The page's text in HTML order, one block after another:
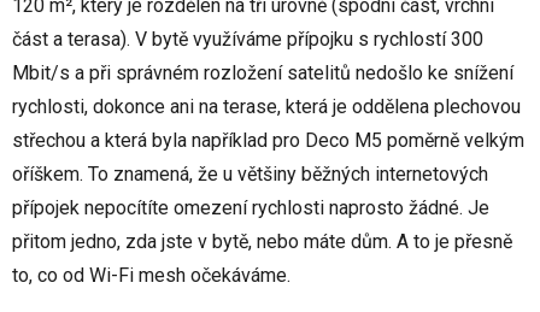
120 m², který je rozdělen na tři úrovně (spodní část, vrchní
část a terasa). V bytě využíváme přípojku s rychlostí 300
Mbit/s a při správném rozložení satelitů nedošlo ke snížení
rychlosti, dokonce ani na terase, která je oddělena plechovou
střechou a která byla například pro Deco M5 poměrně velkým
oříškem. To znamená, že u většiny běžných internetových
přípojek nepocítíte omezení rychlosti naprosto žádné. Je
přitom jedno, zda jste v bytě, nebo máte dům. A to je přesně
to, co od Wi-Fi mesh očekáváme.